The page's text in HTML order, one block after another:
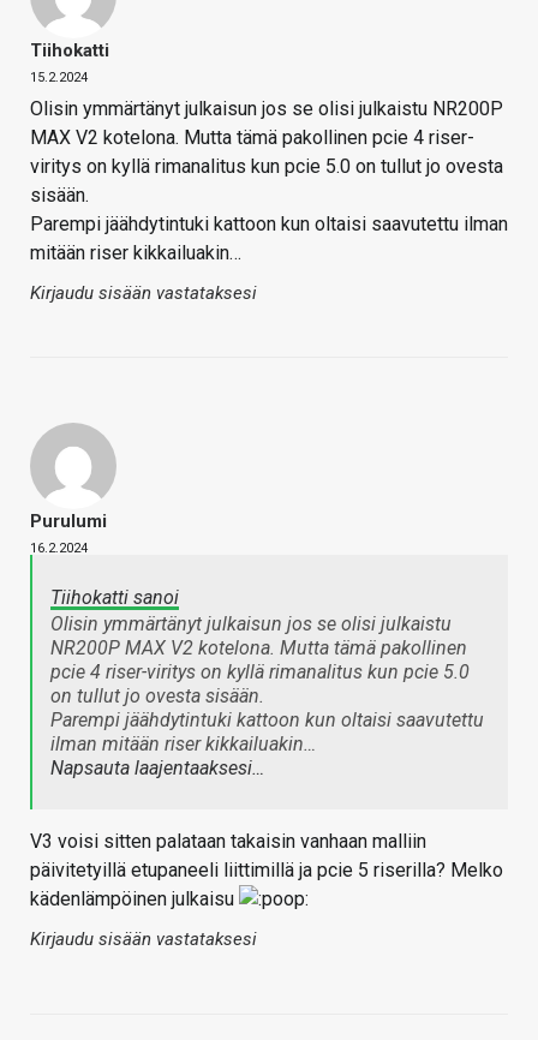
Tiihokatti
15.2.2024
Olisin ymmärtänyt julkaisun jos se olisi julkaistu NR200P
MAX V2 kotelona. Mutta tämä pakollinen pcie 4 riser-
viritys on kyllä rimanalitus kun pcie 5.0 on tullut jo ovesta
sisään.
Parempi jäähdytintuki kattoon kun oltaisi saavutettu ilman
mitään riser kikkailuakin…
Kirjaudu sisään vastataksesi
Purulumi
16.2.2024
Tiihokatti sanoi
Olisin ymmärtänyt julkaisun jos se olisi julkaistu
NR200P MAX V2 kotelona. Mutta tämä pakollinen
pcie 4 riser-viritys on kyllä rimanalitus kun pcie 5.0
on tullut jo ovesta sisään.
Parempi jäähdytintuki kattoon kun oltaisi saavutettu
ilman mitään riser kikkailuakin…
Napsauta laajentaaksesi…
V3 voisi sitten palataan takaisin vanhaan malliin
päivitetyillä etupaneeli liittimillä ja pcie 5 riserilla? Melko
kädenlämpöinen julkaisu
Kirjaudu sisään vastataksesi